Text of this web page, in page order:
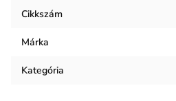
Keret anyaga
Kárpit anyaga
Cikkszám
Márka
Kategória